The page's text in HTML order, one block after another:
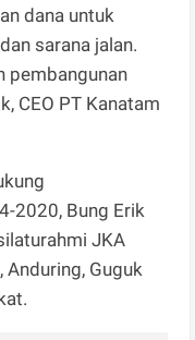
dana untuk
sarana jalan.
pembangunan
CEO PT Kanatam
2020, Bung Erik
JKA
Guguk